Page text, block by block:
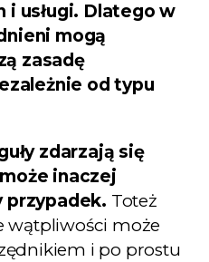
usługi. Dlatego w
mogą
zasadę
od typu
zdarzają się
inaczej
przypadek. Toteż
wątpliwości może
i po prostu
dane i
- aż 35